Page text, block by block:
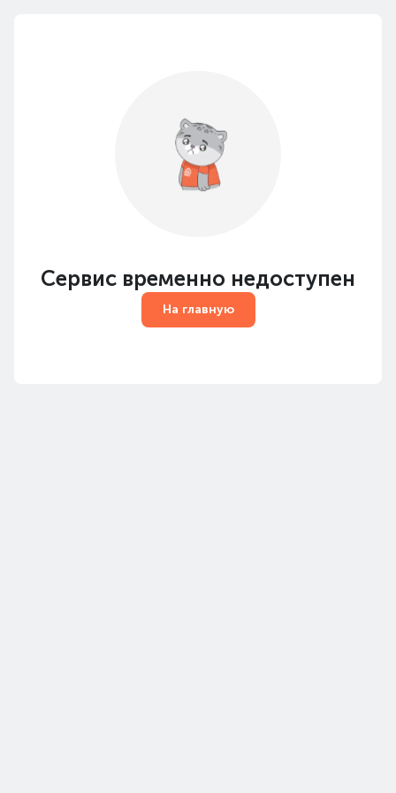
Сервис временно недоступен
На главную